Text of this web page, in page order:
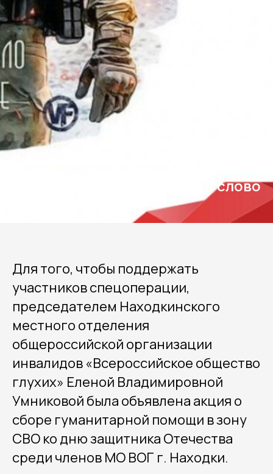
Надежный тыл и доброе слово
Для того, чтобы поддержать
участников спецоперации,
председателем Находкинского
местного отделения
общероссийской организации
инвалидов «Всероссийское общество
глухих» Еленой Владимировной
Умниковой была объявлена акция о
сборе гуманитарной помощи в зону
СВО ко дню защитника Отечества
среди членов МО ВОГ г. Находки.